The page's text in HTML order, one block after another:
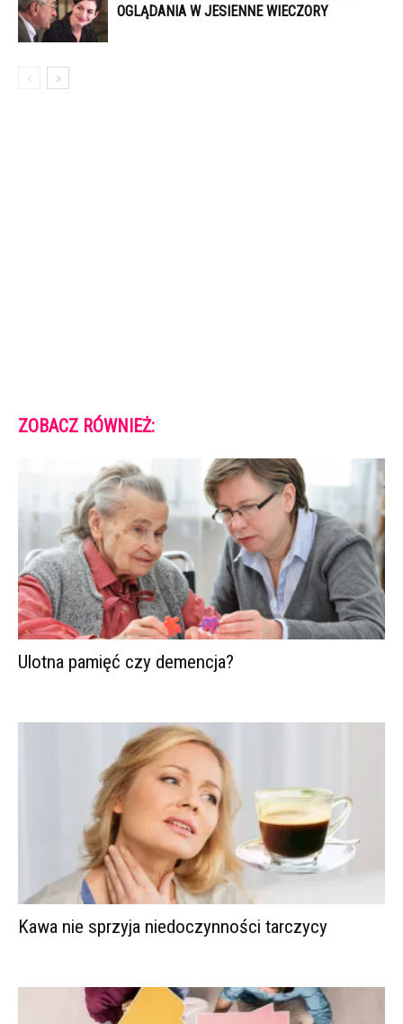
OGLĄDANIA W JESIENNE WIECZORY
ZOBACZ RÓWNIEŻ:
Ulotna pamięć czy demencja?
Kawa nie sprzyja niedoczynności tarczycy